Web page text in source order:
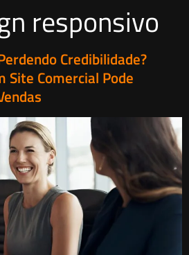
responsivo
Credibilidade?
Site Comercial Pode